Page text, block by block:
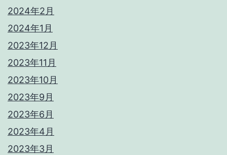
2024年2月
2024年1月
2023年12月
2023年11月
2023年10月
2023年9月
2023年6月
2023年4月
2023年3月